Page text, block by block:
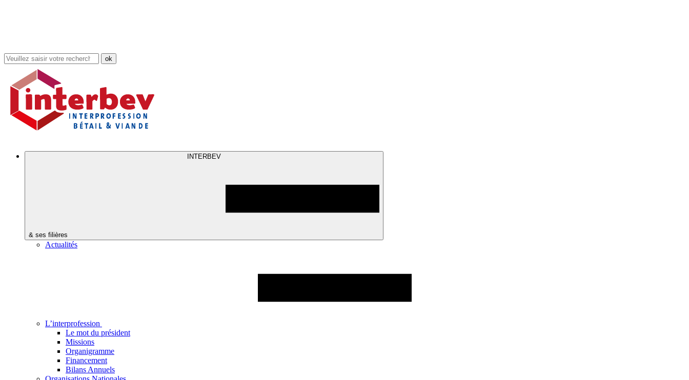
Rechercher
dans
site
INTERBEV
& ses filières
Actualités
L’interprofession
Le mot du président
Missions
Organigramme
Financement
Bilans Annuels